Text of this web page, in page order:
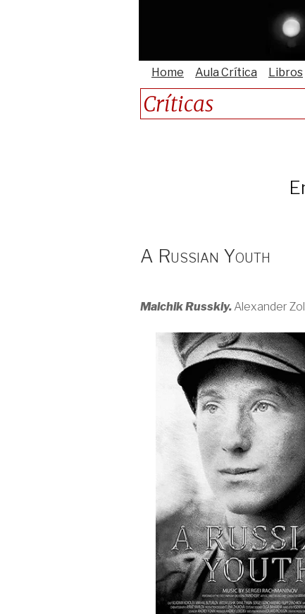
Home Aula Crítica Libros
Críticas
A Russian Youth
Malchik Russkiy. Alexander